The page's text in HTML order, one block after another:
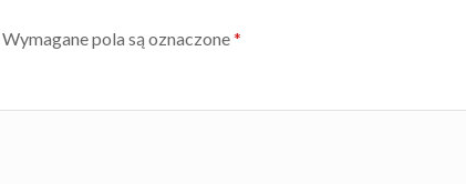
Wymagane pola są oznaczone*